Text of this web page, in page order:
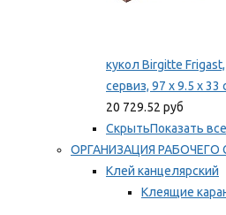
кукол Birgitte
сервиз, 97 x 9.5 x 33
20 729.52 руб
СкрытьПоказать все
ОРГАНИЗАЦИЯ РАБОЧЕГО
Клей канцелярский
Клеящие